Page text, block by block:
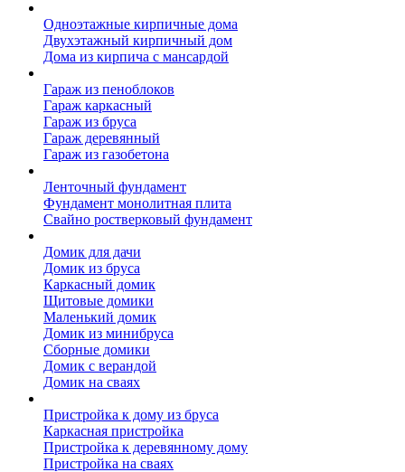
Одноэтажные кирпичные дома
Двухэтажный кирпичный дом
Дома из кирпича с мансардой
Гараж из пеноблоков
Гараж каркасный
Гараж из бруса
Гараж деревянный
Гараж из газобетона
Ленточный фундамент
Фундамент монолитная плита
Свайно ростверковый фундамент
Домик для дачи
Домик из бруса
Каркасный домик
Щитовые домики
Маленький домик
Домик из минибруса
Сборные домики
Домик с верандой
Домик на сваях
Пристройка к дому из бруса
Каркасная пристройка
Пристройка к деревянному дому
Пристройка на сваях